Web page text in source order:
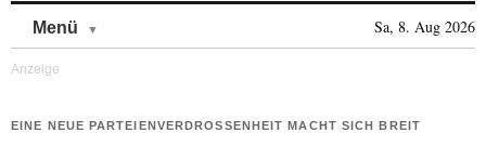
Menü Sa, 8. Aug 2026
EINE NEUE PARTEIENVERDROSSENHEIT MACHT SICH BREIT